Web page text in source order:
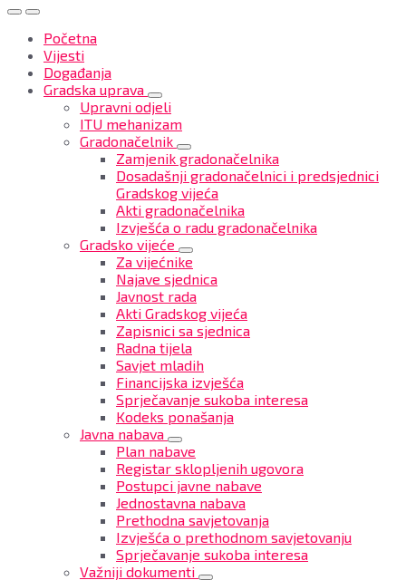
Početna
Vijesti
Događanja
Gradska uprava
Upravni odjeli
ITU mehanizam
Gradonačelnik
Zamjenik gradonačelnika
Dosadašnji gradonačelnici i predsjednici
Gradskog vijeća
Akti gradonačelnika
Izvješća o radu gradonačelnika
Gradsko vijeće
Za vijećnike
Najave sjednica
Javnost rada
Akti Gradskog vijeća
Zapisnici sa sjednica
Radna tijela
Savjet mladih
Financijska izvješća
Sprječavanje sukoba interesa
Kodeks ponašanja
Javna nabava
Plan nabave
Registar sklopljenih ugovora
Postupci javne nabave
Jednostavna nabava
Prethodna savjetovanja
Izvješća o prethodnom savjetovanju
Sprječavanje sukoba interesa
Važniji dokumenti